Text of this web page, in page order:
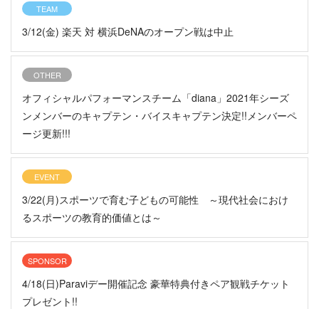
TEAM
3/12(金) 楽天 対 横浜DeNAのオープン戦は中止
OTHER
オフィシャルパフォーマンスチーム「diana」2021年シーズ
ンメンバーのキャプテン・バイスキャプテン決定!!メンバーペ
ージ更新!!!
EVENT
3/22(月)スポーツで育む子どもの可能性 ～現代社会におけ
るスポーツの教育的価値とは～
SPONSOR
4/18(日)Paraviデー開催記念 豪華特典付きペア観戦チケット
プレゼント!!